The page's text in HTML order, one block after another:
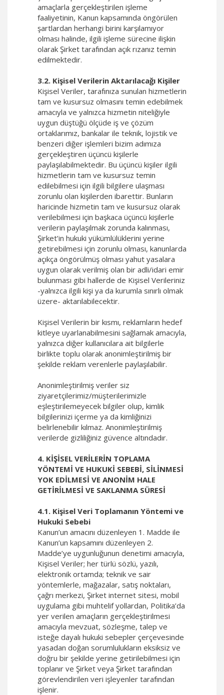
amaçlarla gerçekleştirilen işleme
faaliyetinin, Kanun kapsamında öngörülen
şartlardan herhangi birini karşılamıyor
olması halinde, ilgili işleme sürecine ilişkin
olarak Şirket tarafından açık rızanız temin
edilmektedir.
3.2. Kişisel Verilerin Aktarılacağı Kişiler
Kişisel Veriler, tarafınıza sunulan hizmetlerin
tam ve kusursuz olmasını temin edebilmek
amacıyla ve yalnızca hizmetin niteliğiyle
uygun düştüğü ölçüde iş ve çözüm
ortaklarımız, bankalar ile teknik, lojistik ve
benzeri diğer işlemleri bizim adımıza
gerçekleştiren üçüncü kişilerle
paylaşılabilmektedir. Bu üçüncü kişiler ilgili
hizmetlerin tam ve kusursuz temin
edilebilmesi için ilgili bilgilere ulaşması
zorunlu olan kişilerden ibarettir. Bunların
haricinde hizmetin tam ve kusursuz olarak
verilebilmesi için başkaca üçüncü kişilerle
verilerin paylaşılmak zorunda kalınması,
Şirket’in hukuki yükümlülüklerini yerine
getirebilmesi için zorunlu olması, kanunlarda
açıkça öngörülmüş olması yahut yasalara
uygun olarak verilmiş olan bir adli/idari emir
bulunması gibi hallerde de Kişisel Verileriniz
-yalnızca ilgili kişi ya da kurumla sınırlı olmak
üzere- aktarılabilecektir.
Kişisel Verilerin bir kısmı, reklamların hedef
kitleye uyarlanabilmesini sağlamak amacıyla,
yalnızca diğer kullanıcılara ait bilgilerle
birlikte toplu olarak anonimleştirilmiş bir
şekilde reklam verenlerle paylaşılabilir.
Anonimleştirilmiş veriler siz
ziyaretçilerimiz/müşterilerimizle
eşleştirilemeyecek bilgiler olup, kimlik
bilgilerinizi içerme ya da kimliğinizi
belirlenebilir kılmaz. Anonimleştirilmiş
verilerde gizliliğiniz güvence altındadır.
4. KİŞİSEL VERİLERİN TOPLAMA
YÖNTEMİ VE HUKUKİ SEBEBİ, SİLİNMESİ
YOK EDİLMESİ VE ANONİM HALE
GETİRİLMESİ VE SAKLANMA SÜRESİ
4.1. Kişisel Veri Toplamanın Yöntemi ve
Hukuki Sebebi
Kanun’un amacını düzenleyen 1. Madde ile
Kanun’un kapsamını düzenleyen 2.
Madde’ye uygunluğunun denetimi amacıyla,
Kişisel Veriler; her türlü sözlü, yazılı,
elektronik ortamda; teknik ve sair
yöntemlerle, mağazalar, satış noktaları,
çağrı merkezi, Şirket internet sitesi, mobil
uygulama gibi muhtelif yollardan, Politika’da
yer verilen amaçların gerçekleştirilmesi
amacıyla mevzuat, sözleşme, talep ve
isteğe dayalı hukuki sebepler çerçevesinde
yasadan doğan sorumlulukların eksiksiz ve
doğru bir şekilde yerine getirilebilmesi için
toplanır ve Şirket veya Şirket tarafından
görevlendirilen veri işleyenler tarafından
işlenir.